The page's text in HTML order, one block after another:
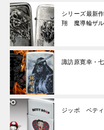
シリーズ最新
翔 魔導輪ザル
諏訪原寛幸・
ジッポ ベティ